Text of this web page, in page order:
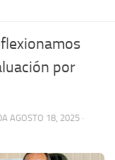
por
AGOSTO 18, 2025 ·